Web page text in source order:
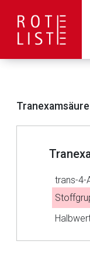
Tranexamsäure
trans-4-